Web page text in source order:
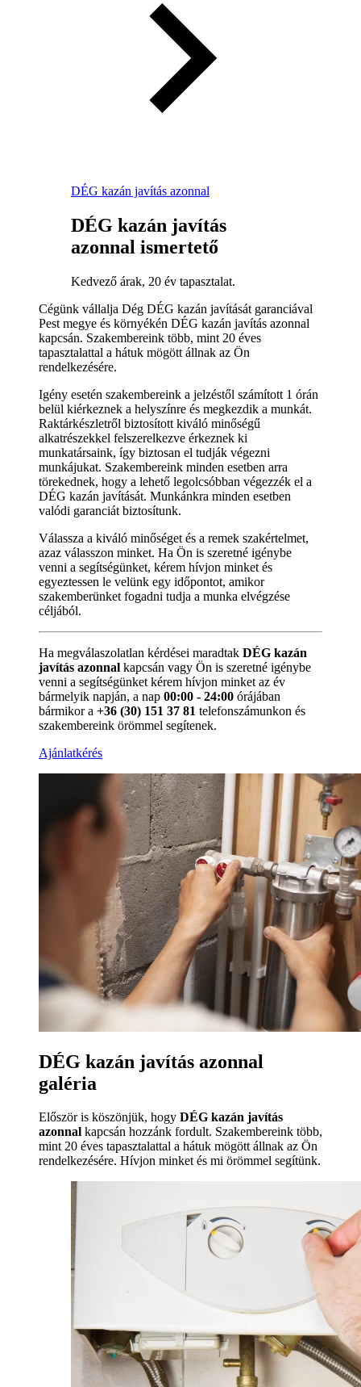
DÉG kazán javítás azonnal
DÉG kazán javítás
azonnal ismertető
Kedvező árak, 20 év tapasztalat.
Cégünk vállalja Dég DÉG kazán javítását garanciával
Pest megye és környékén DÉG kazán javítás azonnal
kapcsán. Szakembereink több, mint 20 éves
tapasztalattal a hátuk mögött állnak az Ön
rendelkezésére.
Igény esetén szakembereink a jelzéstől számított 1 órán
belül kiérkeznek a helyszínre és megkezdik a munkát.
Raktárkészletről biztosított kiváló minőségű
alkatrészekkel felszerelkezve érkeznek ki
munkatársaink, így biztosan el tudják végezni
munkájukat. Szakembereink minden esetben arra
törekednek, hogy a lehető legolcsóbban végezzék el a
DÉG kazán javítását. Munkánkra minden esetben
valódi garanciát biztosítunk.
Válassza a kiváló minőséget és a remek szakértelmet,
azaz válasszon minket. Ha Ön is szeretné igénybe
venni a segítségünket, kérem hívjon minket és
egyeztessen le velünk egy időpontot, amikor
szakemberünket fogadni tudja a munka elvégzése
céljából.
Ha megválaszolatlan kérdései maradtak DÉG kazán
javítás azonnal kapcsán vagy Ön is szeretné igénybe
venni a segítségünket kérem hívjon minket az év
bármelyik napján, a nap 00:00 - 24:00 órájában
bármikor a +36 (30) 151 37 81 telefonszámunkon és
szakembereink örömmel segítenek.
Ajánlatkérés
DÉG kazán javítás azonnal
galéria
Először is köszönjük, hogy DÉG kazán javítás
azonnal kapcsán hozzánk fordult. Szakembereink több,
mint 20 éves tapasztalattal a hátuk mögött állnak az Ön
rendelkezésére. Hívjon minket és mi örömmel segítünk.